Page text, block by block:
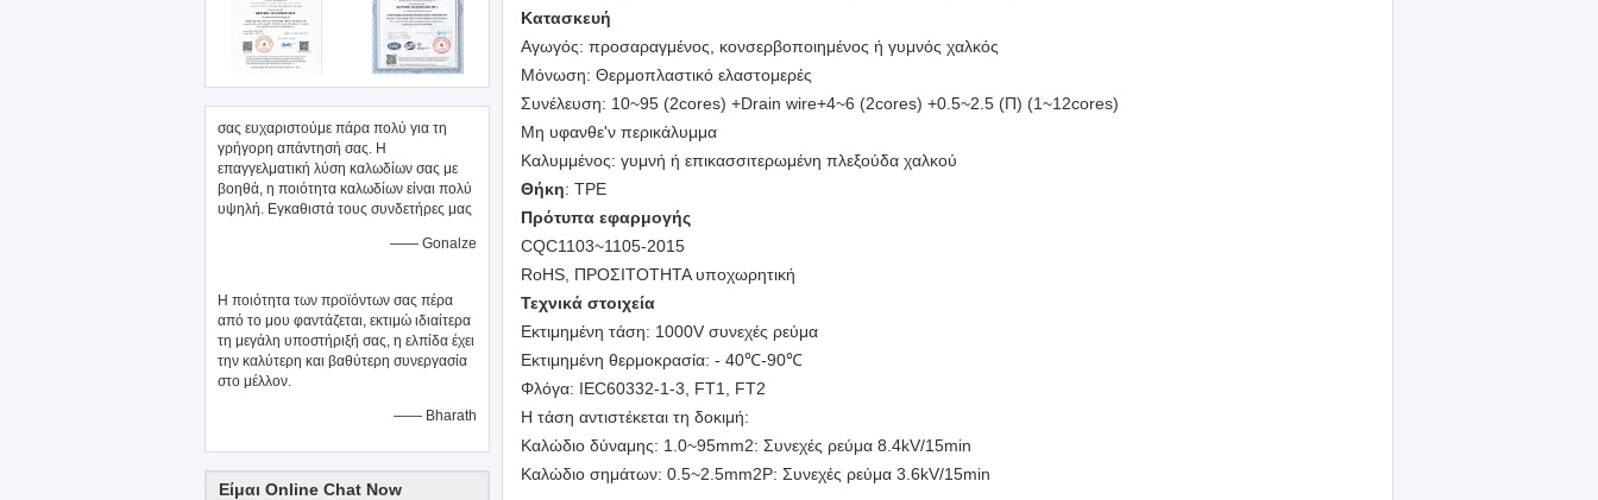
σας ευχαριστούμε πάρα πολύ για τη
γρήγορη απάντησή σας. Η
επαγγελματική λύση καλωδίων σας με
βοηθά, η ποιότητα καλωδίων είναι πολύ
υψηλή. Εγκαθιστά τους συνδετήρες μας
—— Gonalze
Η ποιότητα των προϊόντων σας πέρα
από το μου φαντάζεται, εκτιμώ ιδιαίτερα
τη μεγάλη υποστήριξή σας, η ελπίδα έχει
την καλύτερη και βαθύτερη συνεργασία
στο μέλλον.
—— Bharath
Είμαι Online Chat Now
Κατασκευή
Αγωγός: προσαραγμένος, κονσερβοποιημένος ή γυμνός χαλκός
Μόνωση: Θερμοπλαστικό ελαστομερές
Συνέλευση: 10~95 (2cores) +Drain wire+4~6 (2cores) +0.5~2.5 (Π) (1~12cores)
Μη υφανθε'ν περικάλυμμα
Καλυμμένος: γυμνή ή επικασσιτερωμένη πλεξούδα χαλκού
Θήκη: TPE
Πρότυπα εφαρμογής
CQC1103~1105-2015
RoHS, ΠΡΟΣΙΤΟΤΗΤΑ υποχωρητική
Τεχνικά στοιχεία
Εκτιμημένη τάση: 1000V συνεχές ρεύμα
Εκτιμημένη θερμοκρασία: - 40℃-90℃
Φλόγα: IEC60332-1-3, FT1, FT2
Η τάση αντιστέκεται τη δοκιμή:
Καλώδιο δύναμης: 1.0~95mm2: Συνεχές ρεύμα 8.4kV/15min
Καλώδιο σημάτων: 0.5~2.5mm2P: Συνεχές ρεύμα 3.6kV/15min